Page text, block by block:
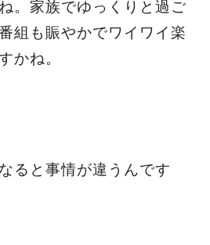
。家族でゆっくりと過ご
組も賑やかでワイワイ楽
かね。
ると事情が違うんです